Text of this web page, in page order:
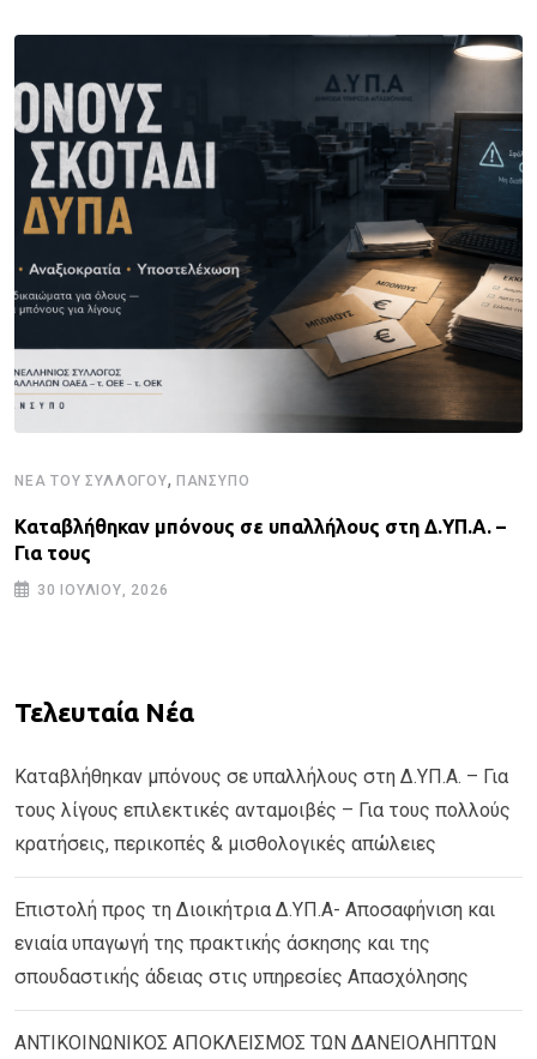
ΝΈΑ ΤΟΥ ΣΥΛΛΌΓΟΥ, ΠΑΝΣΥΠΟ
Καταβλήθηκαν μπόνους σε υπαλλήλους στη Δ.ΥΠ.Α. –
Για τους
30 ΙΟΥΛΊΟΥ, 2026
Τελευταία Νέα
Καταβλήθηκαν μπόνους σε υπαλλήλους στη Δ.ΥΠ.Α. – Για
τους λίγους επιλεκτικές ανταμοιβές – Για τους πολλούς
κρατήσεις, περικοπές & μισθολογικές απώλειες
Επιστολή προς τη Διοικήτρια Δ.ΥΠ.Α- Αποσαφήνιση και
ενιαία υπαγωγή της πρακτικής άσκησης και της
σπουδαστικής άδειας στις υπηρεσίες Απασχόλησης
ΑΝΤΙΚΟΙΝΩΝΙΚΟΣ ΑΠΟΚΛΕΙΣΜΟΣ ΤΩΝ ΔΑΝΕΙΟΛΗΠΤΩΝ